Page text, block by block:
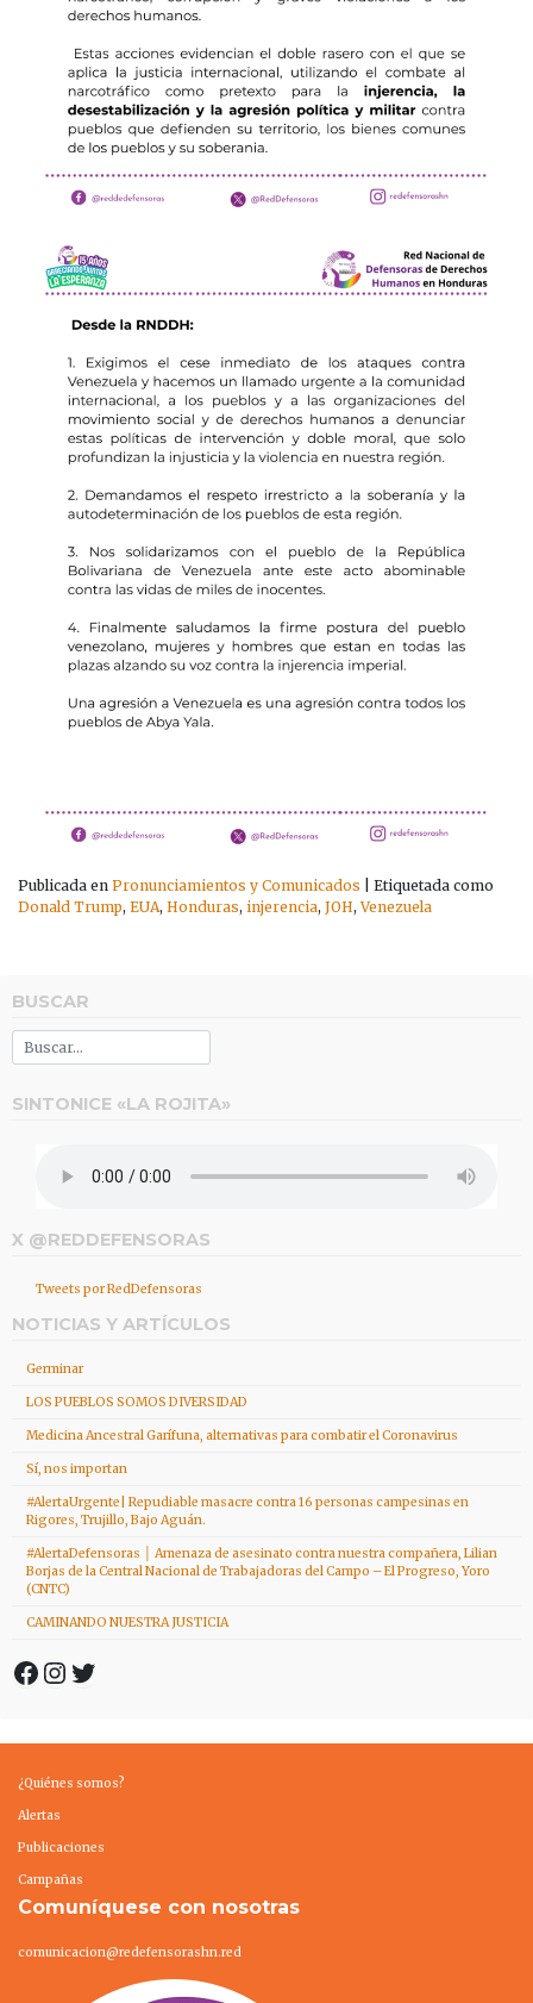
Publicada en Pronunciamientos y Comunicados
Etiquetada como
Donald Trump, EUA, Honduras, injerencia, JOH,Venezuela
BUSCAR
SINTONICE «LA ROJITA»
X @REDDEFENSORAS
Tweets por RedDefensoras
NOTICIAS Y ARTÍCULOS
Germinar
LOS PUEBLOS SOMOS DIVERSIDAD
Medicina Ancestral Garífuna, alternativas para combatir el Coronavirus
Sí, nos importan
#AlertaUrgente| Repudiable masacre contra 16 personas campesinas en
Rigores, Trujillo, Bajo Aguán.
#AlertaDefensoras │ Amenaza de asesinato contra nuestra compañera, Lilian
Borjas de la Central Nacional de Trabajadoras del Campo – El Progreso, Yoro
(CNTC)
CAMINANDO NUESTRA JUSTICIA
Facebook
Instagram
Twitter
¿Quiénes somos?
Alertas
Publicaciones
Campañas
Comuníquese con nosotras
comunicacion@redefensorashn.red